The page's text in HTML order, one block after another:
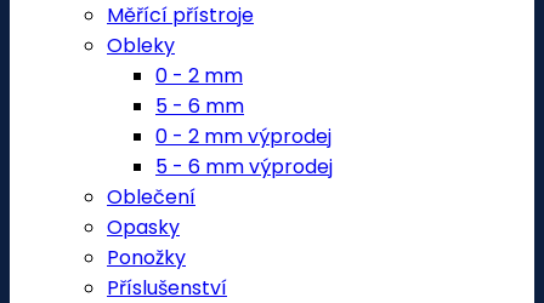
Měřící přístroje
Obleky
0 - 2 mm
5 - 6 mm
0 - 2 mm výprodej
5 - 6 mm výprodej
Oblečení
Opasky
Ponožky
Příslušenství